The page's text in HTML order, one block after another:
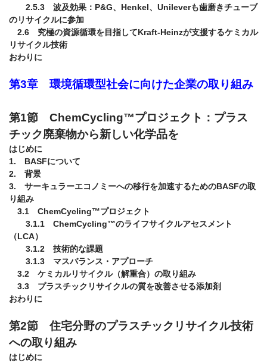
2.5.3　波及効果：P&G、Henkel、Unileverも歯磨きチューブ
のリサイクルに参加
2.6　究極の資源循環を目指してKraft-Heinzが支援するケミカル
リサイクル技術
おわりに
第3章　環境循環型社会に向けた企業の取り組み
第1節　ChemCycling™プロジェクト：プラス
チック廃棄物から新しい化学品を
はじめに
1.　BASFについて
2.　背景
3.　サーキュラーエコノミーへの移行を加速するためのBASFの取
り組み
3.1　ChemCycling™プロジェクト
3.1.1　ChemCycling™のライフサイクルアセスメント
（LCA）
3.1.2　技術的な課題
3.1.3　マスバランス・アプローチ
3.2　ケミカルリサイクル（解重合）の取り組み
3.3　プラスチックリサイクルの質を改善させる添加剤
おわりに
第2節　住宅分野のプラスチックリサイクル技術
への取り組み
はじめに